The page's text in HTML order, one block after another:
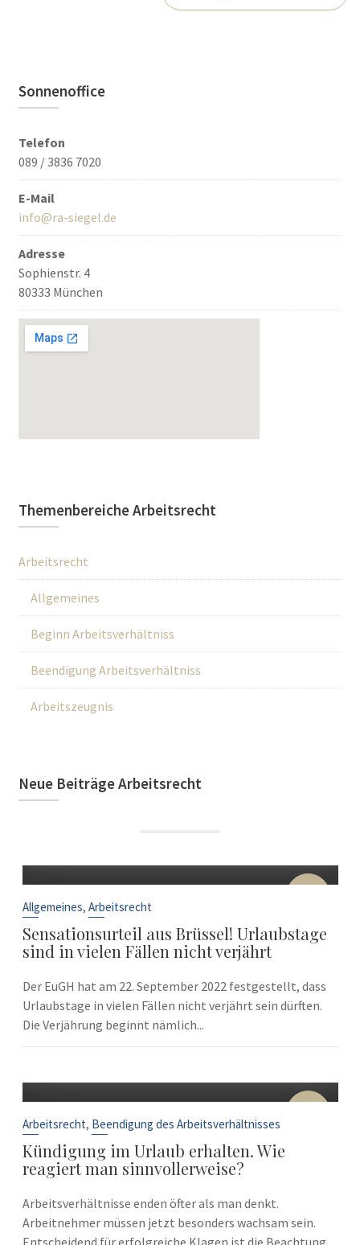
Sonnenoffice
Telefon
089 / 3836 7020
E-Mail
info@ra-siegel.de
Adresse
Sophienstr. 4
80333 München
Themenbereiche Arbeitsrecht
Arbeitsrecht
Allgemeines
Beginn Arbeitsverhältniss
Beendigung Arbeitsverhältniss
Arbeitszeugnis
Neue Beiträge Arbeitsrecht
22
Allgemeines, Arbeitsrecht
Sensationsurteil aus Brüssel! Urlaubstage
sind in vielen Fällen nicht verjährt
Der EuGH hat am 22. September 2022 festgestellt, dass
Urlaubstage in vielen Fällen nicht verjährt sein dürften.
Die Verjährung beginnt nämlich...
10
Arbeitsrecht, Beendigung des Arbeitsverhältnisses
Kündigung im Urlaub erhalten. Wie
reagiert man sinnvollerweise?
Arbeitsverhältnisse enden öfter als man denkt.
Arbeitnehmer müssen jetzt besonders wachsam sein.
Entscheidend für erfolgreiche Klagen ist die Beachtung